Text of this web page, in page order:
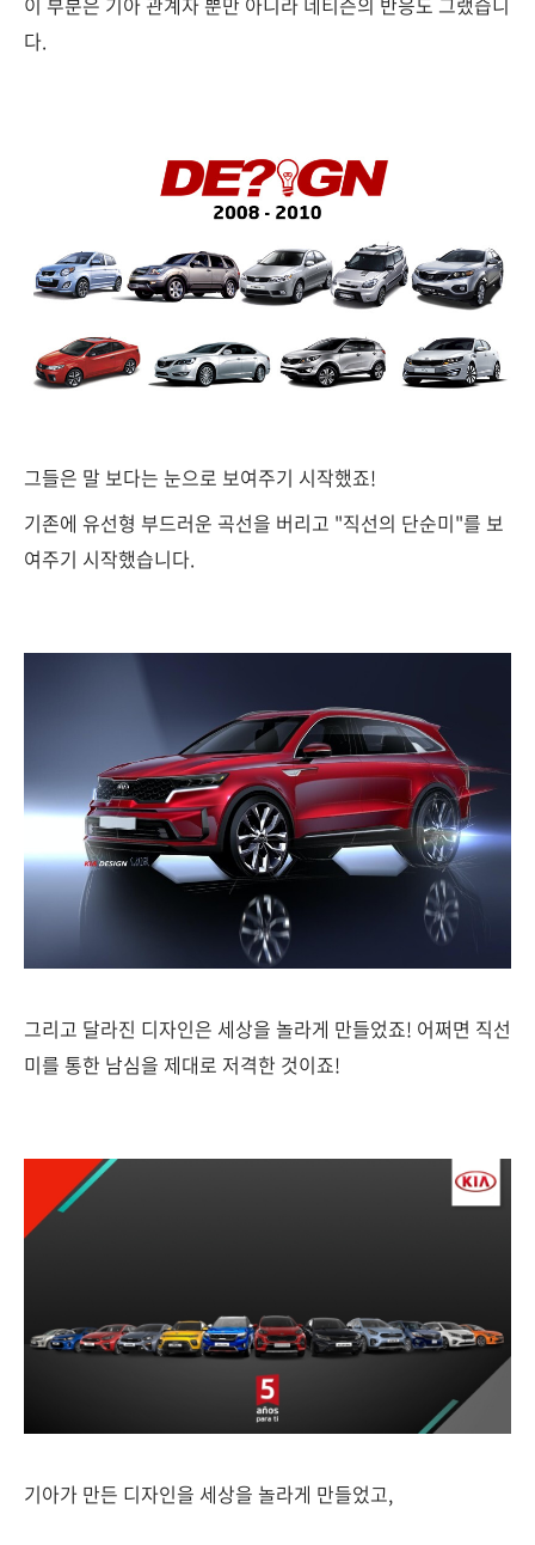
다.
그들은 말 보다는 눈으로 보여주기 시작했죠!
기존에 유선형 부드러운 곡선을 버리고 "직선의 단순미"를 보
여주기 시작했습니다.
그리고 달라진 디자인은 세상을 놀라게 만들었죠! 어쩌면 직선
미를 통한 남심을 제대로 저격한 것이죠!
기아가 만든 디자인을 세상을 놀라게 만들었고,